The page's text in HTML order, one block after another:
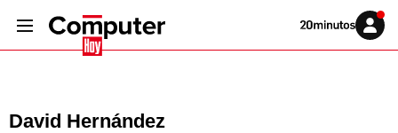
Volver
Iniciar
sesión
David Hernández